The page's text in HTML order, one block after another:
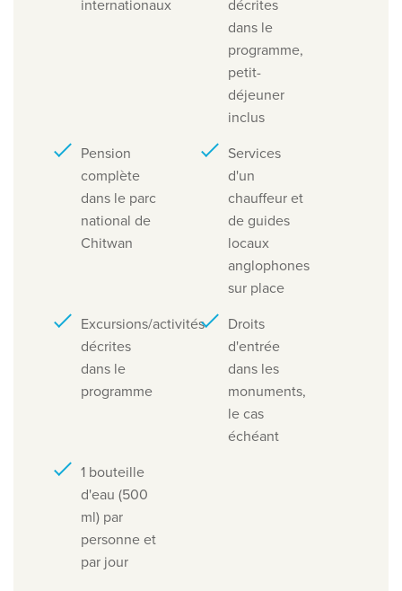
internationaux
décrites
dans le
programme,
petit-
déjeuner
inclus
Pension
complète
dans le parc
national de
Chitwan
Services
d'un
chauffeur et
de guides
locaux
anglophones
sur place
Excursions/activités
décrites
dans le
programme
Droits
d'entrée
dans les
monuments,
le cas
échéant
1 bouteille
d'eau (500
ml) par
personne et
par jour